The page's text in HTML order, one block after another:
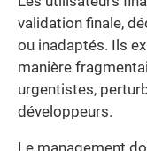
validation finale,
ou inadaptés. Ils
manière
urgentistes,
développeurs.